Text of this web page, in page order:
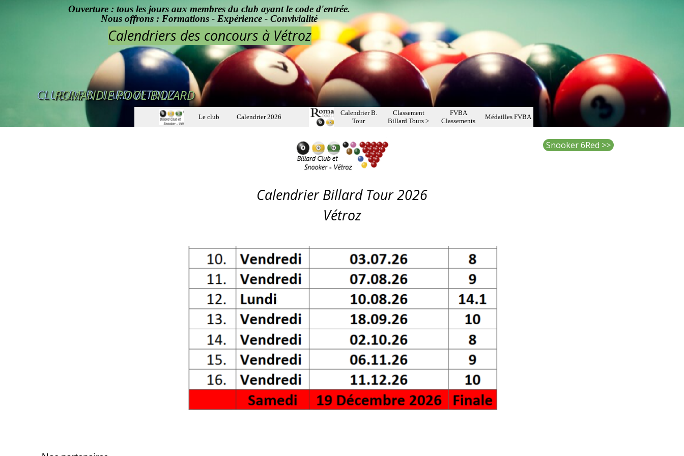
Sauter le menu
Le club ▼
Calendrier 2026 ▼
Calendrier B.
Tour
▼
Classement
Billard Tours >
▼
FVBA
Classements
▼
Médailles FVBA ▼
Ouverture : tous les jours aux membres du club ayant le code d'entrée.
Nous offrons : Formations - Expérience - Convivialité
Calendriers des concours à Vétroz
CLUB DE BILLARD VETROZ
ROMANDIE POOL BILLARD
Calendrier Billard Tour 2026
Vétroz
Snooker 6Red >>